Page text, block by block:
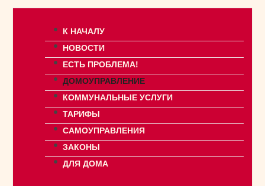
К НАЧАЛУ
НОВОСТИ
ЕСТЬ ПРОБЛЕМА!
ДОМОУПРАВЛЕНИЕ
КОММУНАЛЬНЫЕ УСЛУГИ
ТАРИФЫ
САМОУПРАВЛЕНИЯ
ЗАКОНЫ
ДЛЯ ДОМА